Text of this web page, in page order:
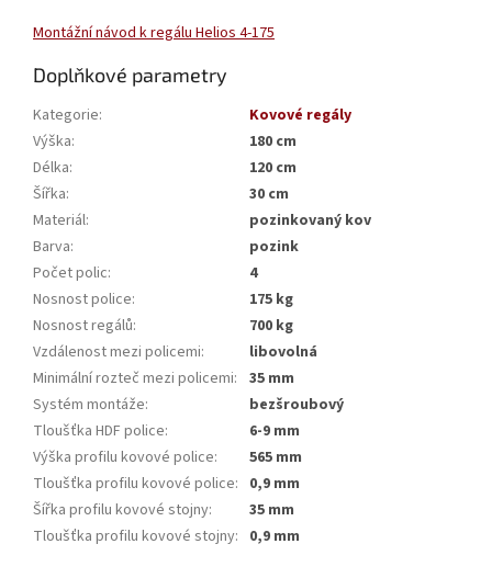
Montážní návod k regálu Helios 4-175
Doplňkové parametry
Kategorie:
Kovové regály
Výška:
180 cm
Délka:
120 cm
Šířka:
30 cm
Materiál:
pozinkovaný kov
Barva:
pozink
Počet polic:
4
Nosnost police:
175 kg
Nosnost regálů:
700 kg
Vzdálenost mezi policemi:
libovolná
Minimální rozteč mezi policemi: 35 mm
Systém montáže:
bezšroubový
Tloušťka HDF police:
6-9 mm
Výška profilu kovové police:
565 mm
Tloušťka profilu kovové police: 0,9 mm
Šířka profilu kovové stojny:
35 mm
Tloušťka profilu kovové stojny: 0,9 mm